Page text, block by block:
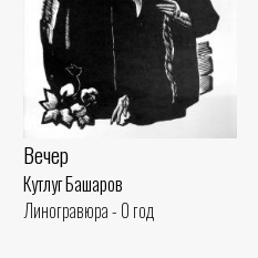
Вечер
Кутлуг Башаров
Линогравюра - 0 год